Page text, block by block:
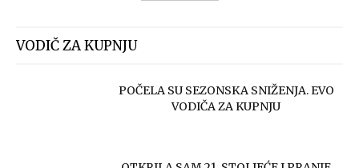
VODIČ ZA KUPNJU
POČELA SU SEZONSKA SNIŽENJA. EVO
VODIČA ZA KUPNJU